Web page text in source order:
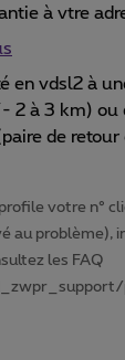
à vtre
en vdsl2 à
2 à 3 km)
de
votre n°
au problème),
les FAQ